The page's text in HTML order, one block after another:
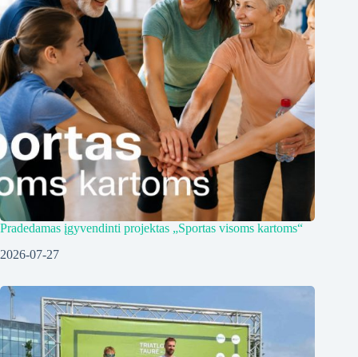
Pradedamas įgyvendinti projektas „Sportas visoms kartoms“
2026-07-27